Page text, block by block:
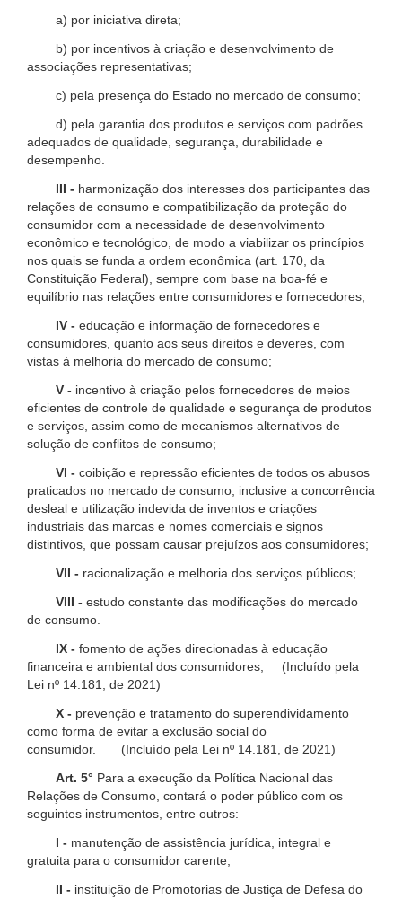
a) por iniciativa direta;
b) por incentivos à criação e desenvolvimento de
associações representativas;
c) pela presença do Estado no mercado de consumo;
d) pela garantia dos produtos e serviços com padrões
adequados de qualidade, segurança, durabilidade e
desempenho.
III - harmonização dos interesses dos participantes das
relações de consumo e compatibilização da proteção do
consumidor com a necessidade de desenvolvimento
econômico e tecnológico, de modo a viabilizar os princípios
nos quais se funda a ordem econômica (art. 170, da
Constituição Federal), sempre com base na boa-fé e
equilíbrio nas relações entre consumidores e fornecedores;
IV - educação e informação de fornecedores e
consumidores, quanto aos seus direitos e deveres, com
vistas à melhoria do mercado de consumo;
V - incentivo à criação pelos fornecedores de meios
eficientes de controle de qualidade e segurança de produtos
e serviços, assim como de mecanismos alternativos de
solução de conflitos de consumo;
VI - coibição e repressão eficientes de todos os abusos
praticados no mercado de consumo, inclusive a concorrência
desleal e utilização indevida de inventos e criações
industriais das marcas e nomes comerciais e signos
distintivos, que possam causar prejuízos aos consumidores;
VII - racionalização e melhoria dos serviços públicos;
VIII - estudo constante das modificações do mercado
de consumo.
IX - fomento de ações direcionadas à educação
financeira e ambiental dos consumidores; (Incluído pela
Lei nº 14.181, de 2021)
X - prevenção e tratamento do superendividamento
como forma de evitar a exclusão social do
consumidor. (Incluído pela Lei nº 14.181, de 2021)
Art. 5° Para a execução da Política Nacional das
Relações de Consumo, contará o poder público com os
seguintes instrumentos, entre outros:
I - manutenção de assistência jurídica, integral e
gratuita para o consumidor carente;
II - instituição de Promotorias de Justiça de Defesa do